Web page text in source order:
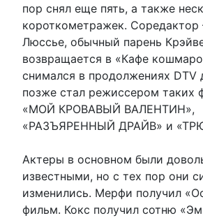
пор снял еще пять, а также
короткометражек.
Люссье, обычный парень
возвращается в «Кафе
снимался в продолжениях DTV
позже стал режиссером таких
«МОЙ КРОВАВЫЙ ВАЛЕНТИН»,
«РАЗЪЯРЕННЫЙ ДРАЙВ» и
Актеры в основном были
известными, но с тех пор они
изменились. Мерфи получил
фильм. Кокс получил сотню